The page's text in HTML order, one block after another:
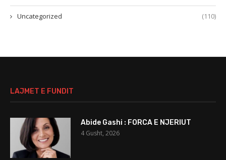
Uncategorized (110)
LAJMET E FUNDIT
Abide Gashi : FORCA E NJERIUT
4 Gusht, 2026